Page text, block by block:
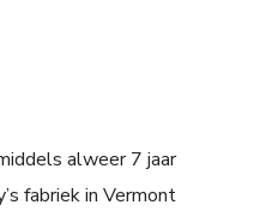
alweer 7 jaar
fabriek in Vermont